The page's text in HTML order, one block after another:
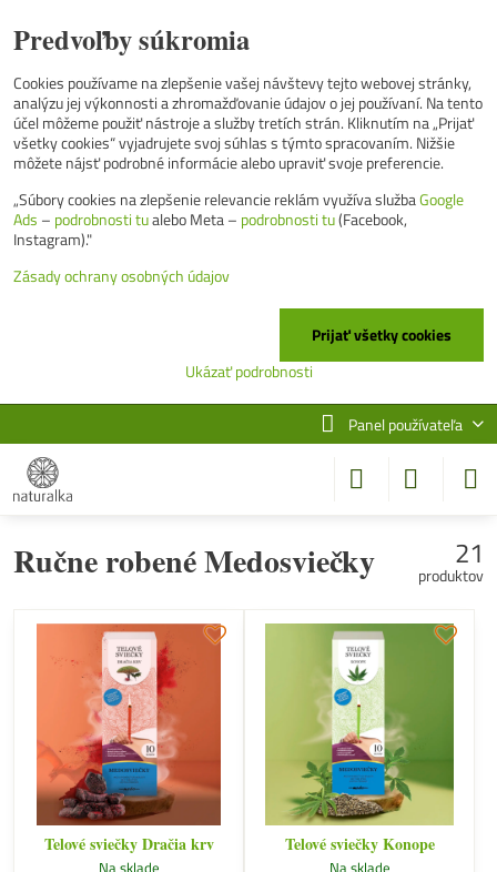
Panel používateľa
Ručne robené Medosviečky 21
produktov
Telové sviečky Dračia krv Telové sviečky Konope
Predvoľby súkromia
Cookies používame na zlepšenie vašej návštevy tejto webovej stránky,
analýzu jej výkonnosti a zhromažďovanie údajov o jej používaní. Na tento
účel môžeme použiť nástroje a služby tretích strán. Kliknutím na „Prijať
všetky cookies“ vyjadrujete svoj súhlas s týmto spracovaním. Nižšie
môžete nájsť podrobné informácie alebo upraviť svoje preferencie.
„Súbory cookies na zlepšenie relevancie reklám využíva službaGoogle
Ads – podrobnosti tualebo Meta – podrobnosti tu(Facebook,
Instagram)."
Zásady ochrany osobných údajov
Ukázať podrobnosti
Prijať všetky cookies